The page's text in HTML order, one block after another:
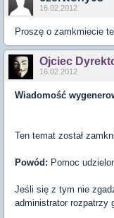
16.02.2012
Proszę o zamkmiecie
Ojciec
16.02.2012
Wiadomość
Ten temat został
Powód: Pomoc
Jeśli się z tym nie
administrator rozpatrzy